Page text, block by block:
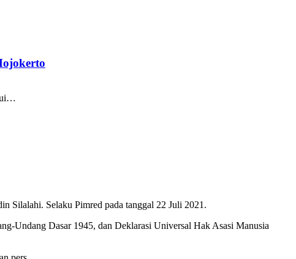
Silalahi. Selaku Pimred pada tanggal 22 Juli 2021.
Undang Dasar 1945, dan Deklarasi Universal Hak Asasi Manusia